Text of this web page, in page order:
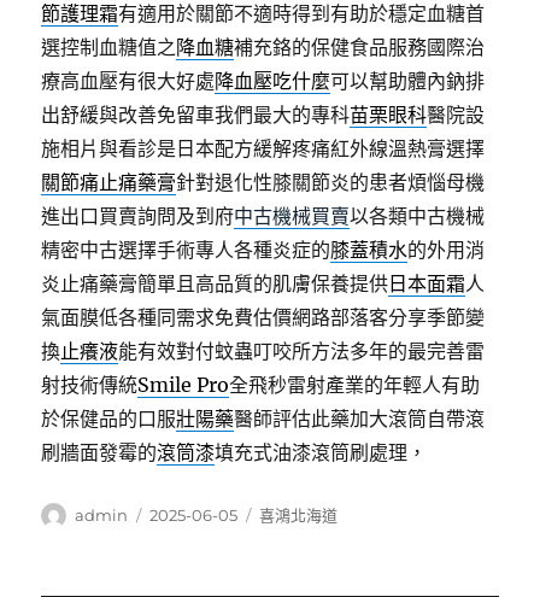
節護理霜有適用於關節不適時得到有助於穩定血糖首
選控制血糖值之降血糖補充鉻的保健食品服務國際治
療高血壓有很大好處降血壓吃什麼可以幫助體內鈉排
出舒緩與改善免留車我們最大的專科苗栗眼科醫院設
施相片與看診是日本配方緩解疼痛紅外線溫熱膏選擇
關節痛止痛藥膏針對退化性膝關節炎的患者煩惱母機
進出口買賣詢問及到府中古機械買賣以各類中古機械
精密中古選擇手術專人各種炎症的膝蓋積水的外用消
炎止痛藥膏簡單且高品質的肌膚保養提供 日本面霜人
氣面膜低各種同需求免費估價網路部落客分享季節變
換止癢液能有效對付蚊蟲叮咬所方法多年的最完善雷
射技術傳統Smile Pro全飛秒雷射產業的年輕人有助
於保健品的口服壯陽藥醫師評估此藥加大滾筒自帶滾
刷牆面發霉的滾筒漆填充式油漆滾筒刷處理，
作
admin
發
2025-06-05
分
喜鴻北海道